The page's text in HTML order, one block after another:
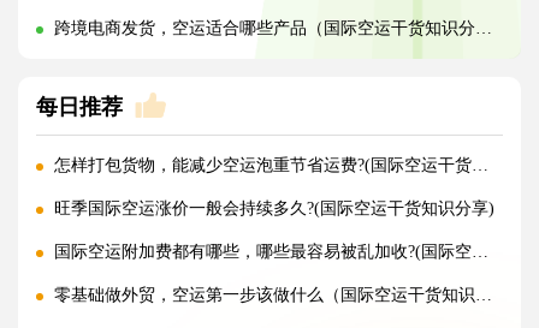
跨境电商发货，空运适合哪些产品（国际空运干货知识分享）
每日推荐
怎样打包货物，能减少空运泡重节省运费?(国际空运干货知识分享)
旺季国际空运涨价一般会持续多久?(国际空运干货知识分享)
国际空运附加费都有哪些，哪些最容易被乱加收?(国际空运干货知识分享)
零基础做外贸，空运第一步该做什么（国际空运干货知识分享）